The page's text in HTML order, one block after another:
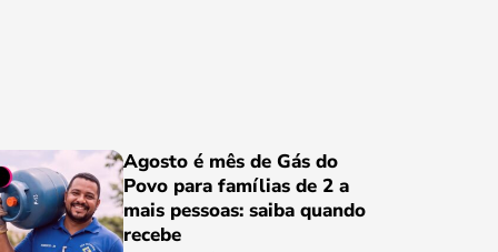
Agosto é mês de Gás do
Povo para famílias de 2 a
mais pessoas: saiba quando
recebe